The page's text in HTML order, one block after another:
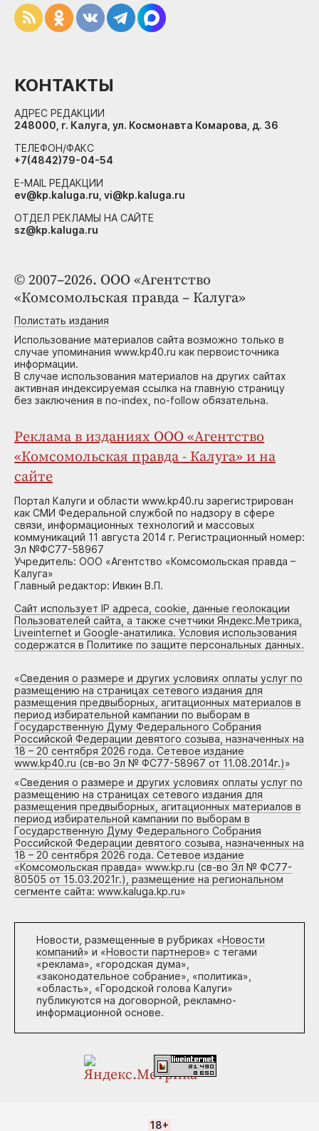
© 2007–2026. ООО «Агентство
«Комсомольская правда – Калуга»
Полистать издания
Использование материалов сайта возможно только в
случае упоминания www.kp40.ru как первоисточника
информации.
В случае использования материалов на других сайтах
активная индексируемая ссылка на главную страницу
без заключения в no-index, no-follow обязательна.
Реклама в изданиях ООО «Агентство
«Комсомольская правда - Калуга» и на
сайте
Портал Калуги и области www.kp40.ru зарегистрирован
как СМИ Федеральной службой по надзору в сфере
связи, информационных технологий и массовых
коммуникаций 11 августа 2014 г. Регистрационный номер:
Эл №ФС77-58967
Учредитель: ООО «Агентство «Комсомольская правда –
Калуга»
Главный редактор: Ивкин В.П.
Сайт использует IP адреса, cookie, данные геолокации
Пользователей сайта, а также счетчики Яндекс.Метрика,
Liveinternet и Google-анатилика. Условия использования
содержатся в Политике по защите персональных данных.
«Сведения о размере и других условиях оплаты услуг по
размещению на страницах сетевого издания для
размещения предвыборных, агитационных материалов в
период избирательной кампании по выборам в
Государственную Думу Федерального Собрания
Российской Федерации девятого созыва, назначенных на
18 – 20 сентября 2026 года. Сетевое издание
www.kp40.ru (св-во Эл № ФС77-58967 от 11.08.2014г.)»
«Сведения о размере и других условиях оплаты услуг по
размещению на страницах сетевого издания для
размещения предвыборных, агитационных материалов в
период избирательной кампании по выборам в
Государственную Думу Федерального Собрания
Российской Федерации девятого созыва, назначенных на
18 – 20 сентября 2026 года. Сетевое издание
«Комсомольская правда» www.kp.ru (св-во Эл № ФС77-
80505 от 15.03.2021г.), размещение на региональном
сегменте сайта: www.kaluga.kp.ru»
Новости, размещенные в рубриках «Новости
компаний» и «Новости партнеров» с тегами
«реклама», «городская дума»,
«законодательное собрание», «политика»,
«область», «Городской голова Калуги»
публикуются на договорной, рекламно-
информационной основе.
КОНТАКТЫ
АДРЕС РЕДАКЦИИ
248000, г. Калуга, ул. Космонавта Комарова, д. 36
ТЕЛЕФОН/ФАКС
+7(4842)79-04-54
E-MAIL РЕДАКЦИИ
ev@kp.kaluga.ru, vi@kp.kaluga.ru
ОТДЕЛ РЕКЛАМЫ НА САЙТЕ
sz@kp.kaluga.ru
18+